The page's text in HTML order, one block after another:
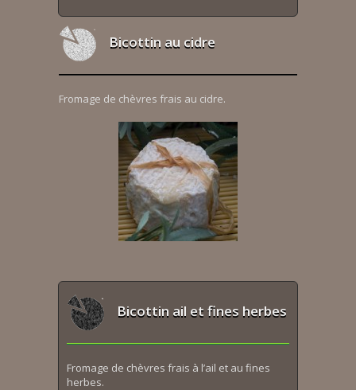
Bicottin au cidre
Fromage de chèvres frais au cidre.
Bicottin ail et fines herbes
Fromage de chèvres frais à l’ail et au fines
herbes.